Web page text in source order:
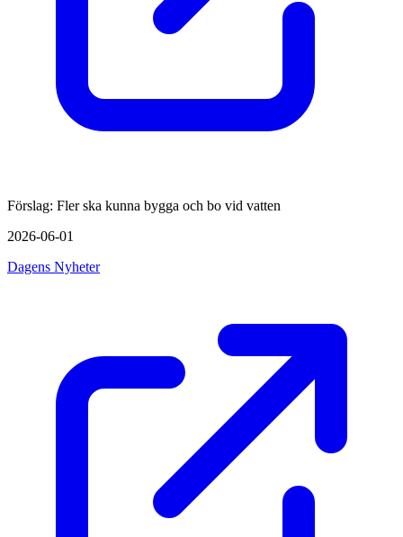
Förslag: Fler ska kunna bygga och bo vid vatten
2026-06-01
Dagens Nyheter